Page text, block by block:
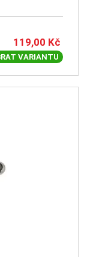
119,00 Kč
VARIANTU